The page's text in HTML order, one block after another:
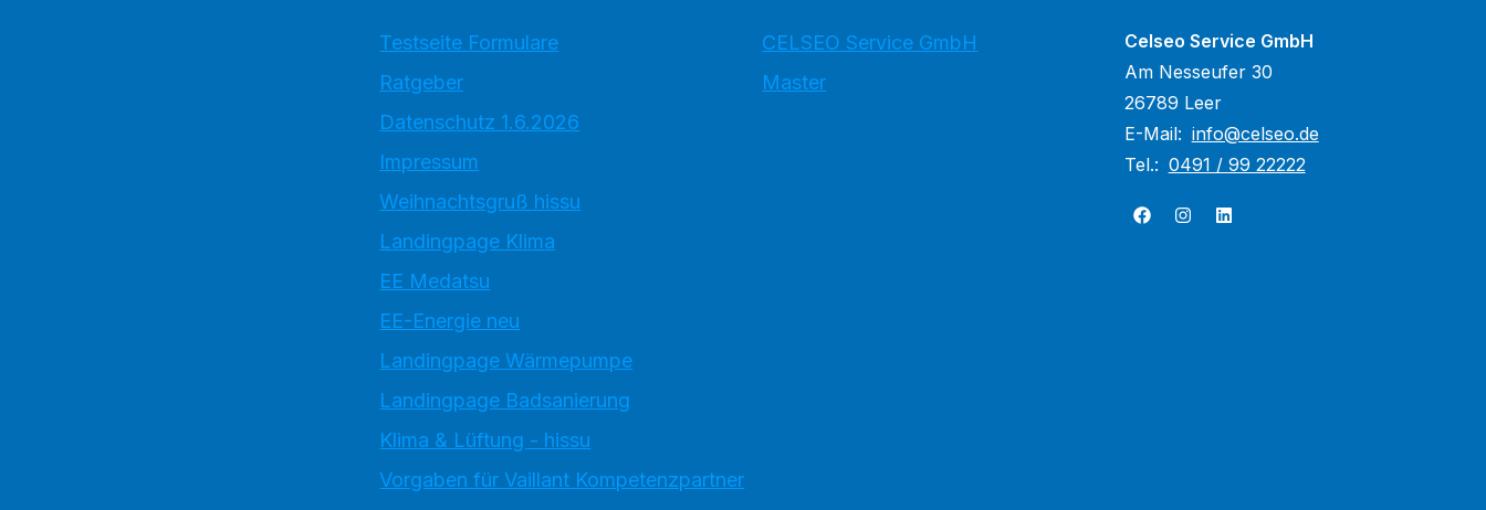
Testseite Formulare
Ratgeber
Datenschutz 1.6.2026
Impressum
Weihnachtsgruß hissu
Landingpage Klima
EE Medatsu
EE-Energie neu
Landingpage Wärmepumpe
Landingpage Badsanierung
Klima & Lüftung - hissu
Vorgaben für Vaillant Kompetenzpartner
CELSEO Service GmbH
Master
Celseo Service GmbH
Am Nesseufer 30
26789 Leer
E-Mail: info@celseo.de
Tel.: 0491 / 99 22222